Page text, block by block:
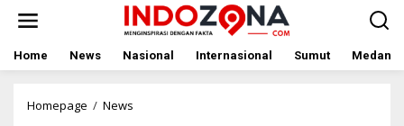
Home News Nasional Internasional Sumut Medan
Homepage / News